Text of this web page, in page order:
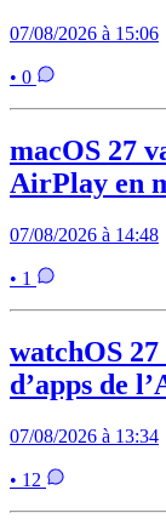
07/08/2026 à 15:06
• 0
macOS 27
AirPlay en
07/08/2026 à 14:48
• 1
watchOS
d’apps de
07/08/2026 à 13:34
• 12